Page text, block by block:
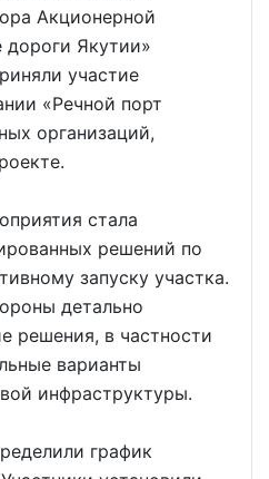
Акционерной
Якутии»
участие
«Речной порт
организаций,
стала
решений по
запуску участка.
детально
решения, в частности
варианты
инфраструктуры.
график